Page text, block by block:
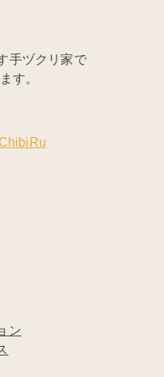
手ヅクリ家で
す。
ン